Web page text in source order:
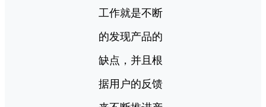
工作就是不断
的发现产品的
缺点，并且根
据用户的反馈